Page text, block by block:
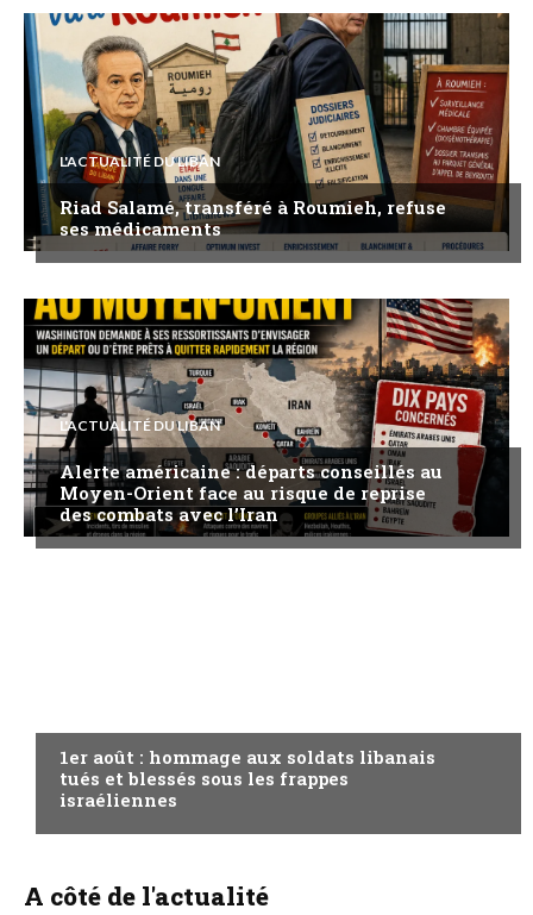
L'ACTUALITÉ DU LIBAN
Riad Salamé, transféré à Roumieh, refuse
ses médicaments
L'ACTUALITÉ DU LIBAN
Alerte américaine : départs conseillés au
Moyen-Orient face au risque de reprise
des combats avec l’Iran
1er août : hommage aux soldats libanais
tués et blessés sous les frappes
israéliennes
A côté de l'actualité